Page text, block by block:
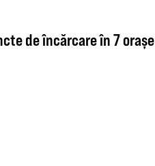
de încărcare în 7 orașe